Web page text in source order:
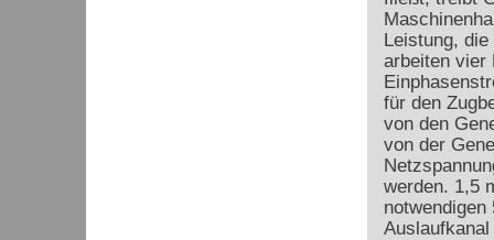
Leistung,
arbeiten vier
für den
von den
von der
werden. 1,5